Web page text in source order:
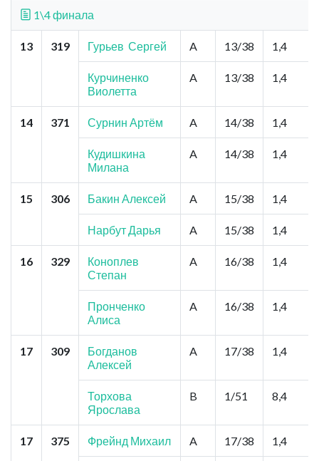
1\4 финала
13 319 Гурьев Сергей A 13/38 1,4
Курчиненко
Виолетта
A 13/38 1,4
14 371 Сурнин Артём A 14/38 1,4
Кудишкина
Милана
A 14/38 1,4
15 306 Бакин Алексей A 15/38 1,4
Нарбут Дарья
A 15/38 1,4
16 329
Коноплев
Степан
A 16/38 1,4
Пронченко
Алиса
A 16/38 1,4
17 309
Богданов
Алексей
A 17/38 1,4
Торхова
Ярослава
B 1/51 8,4
17 375 Фрейнд Михаил A 17/38 1,4